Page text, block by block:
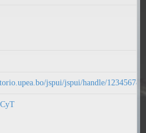
jspui/jspui/handle/